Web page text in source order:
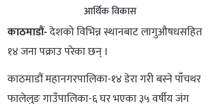
आर्थिक विकास
काठमाडौं-देशको विभिन्न स्थानबाट लागुऔषधसहित
१४ जना पक्राउ परेका छन् ।
काठमाडौं महानगरपालिका-१४ डेरा गरी बस्ने पाँचथर
फालेलुङ गाउँपालिका-६ घर भएका ३५ वर्षीय जंग